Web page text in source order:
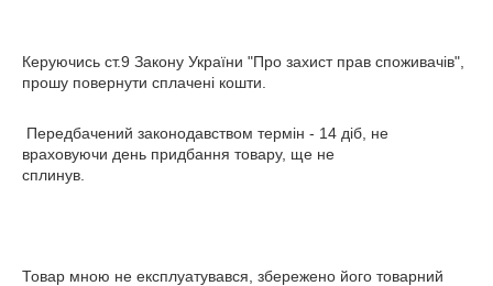
Керуючись ст.9 Закону України "Про захист прав споживачів",
прошу повернути сплачені кошти.
Передбачений законодавством термін - 14 діб, не
враховуючи день придбання товару, ще не
сплинув.
Товар мною не експлуатувався, збережено його товарний